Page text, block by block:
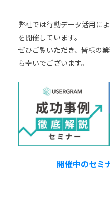
弊社では行動データ活用に
を開催しています。
ぜひご覧いただき、皆様の
ら幸いでございます。
開催中のセミ